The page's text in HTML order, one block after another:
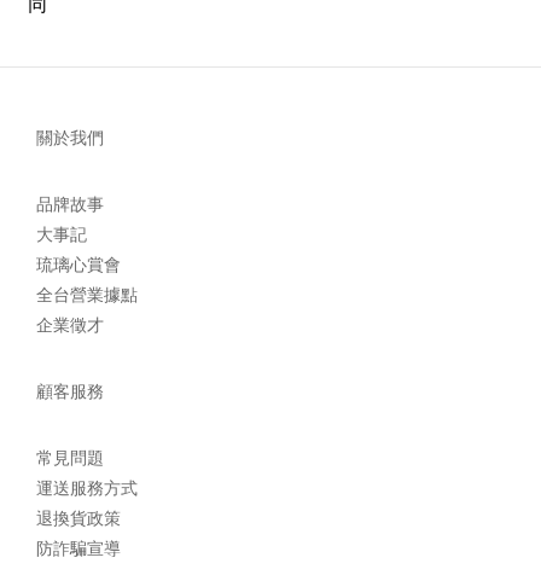
關於我們
品牌故事
大事記
琉璃心賞會
全台營業據點
企業徵才
顧客服務
常見問題
運送服務方式
退換貨政策
防詐騙宣導